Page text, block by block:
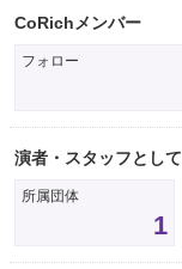
CoRichメンバー
フォロー
演者・スタッフとして
所属団体
1